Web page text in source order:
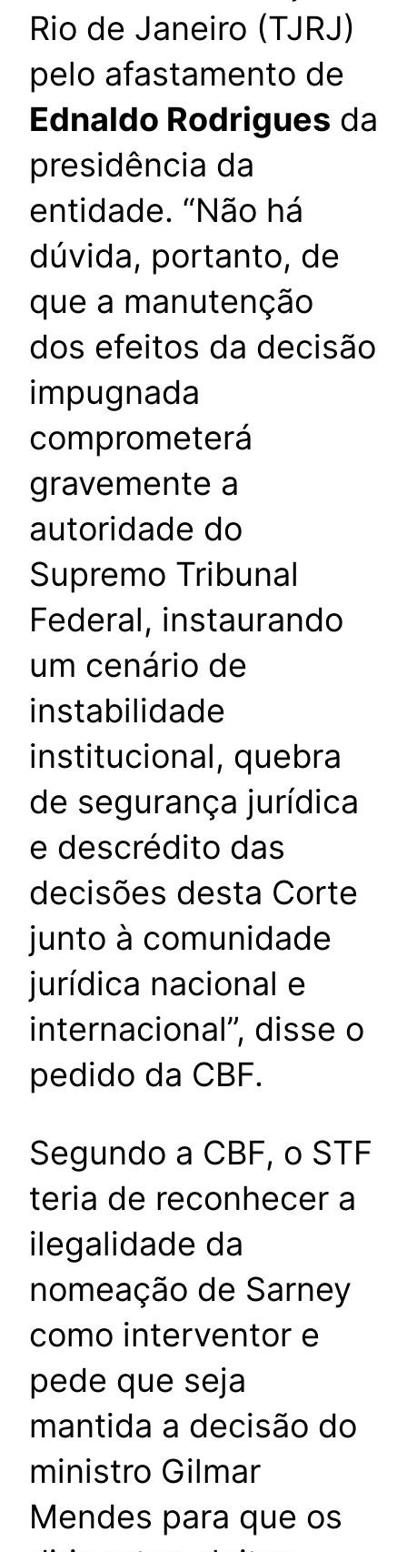
Rio de Janeiro (TJRJ)
pelo afastamento de
Ednaldo Rodrigues da
presidência da
entidade. “Não há
dúvida, portanto, de
que a manutenção
dos efeitos da decisão
impugnada
comprometerá
gravemente a
autoridade do
Supremo Tribunal
Federal, instaurando
um cenário de
instabilidade
institucional, quebra
de segurança jurídica
e descrédito das
decisões desta Corte
junto à comunidade
jurídica nacional e
internacional”, disse o
pedido da CBF.
Segundo a CBF, o STF
teria de reconhecer a
ilegalidade da
nomeação de Sarney
como interventor e
pede que seja
mantida a decisão do
ministro Gilmar
Mendes para que os